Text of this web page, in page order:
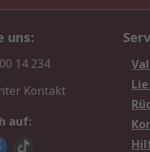
uns:
14 234
Kontakt
auf: